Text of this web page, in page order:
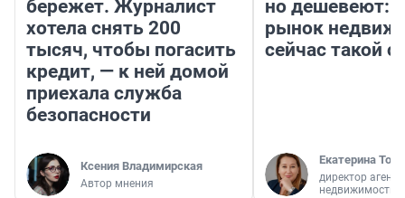
бережет. Журналист
хотела снять 200
тысяч, чтобы погасить
кредит, — к ней домой
приехала служба
безопасности
Ксения Владимирская
Автор мнения
но дешевеют:
рынок
сейчас такой
Екатерина
директор
недвижимости